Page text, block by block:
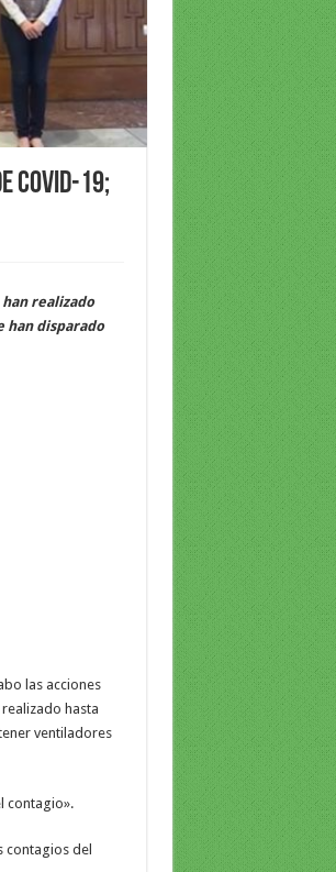
19;
realizado
han disparado
las acciones
hasta
ventiladores
contagio».
contagios del